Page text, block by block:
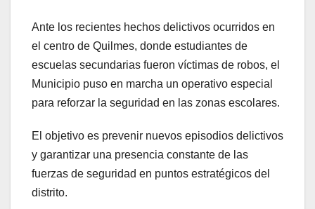
Ante los recientes hechos delictivos ocurridos en
el centro de Quilmes, donde estudiantes de
escuelas secundarias fueron víctimas de robos, el
Municipio puso en marcha un operativo especial
para reforzar la seguridad en las zonas escolares.
El objetivo es prevenir nuevos episodios delictivos
y garantizar una presencia constante de las
fuerzas de seguridad en puntos estratégicos del
distrito.